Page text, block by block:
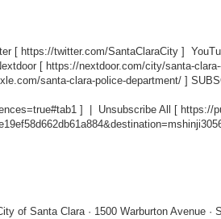
[ https://twitter.com/SantaClaraCity ]
[ https://nextdoor.com/city/santa-
santa-clara-police-department/ ]
] | Unsubscribe All [ https://
of Santa Clara · 1500 Warburton Avenue ·